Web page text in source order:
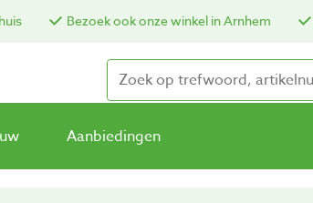
Bezoek ook onze winkel in Arnhem
Aanbiedingen